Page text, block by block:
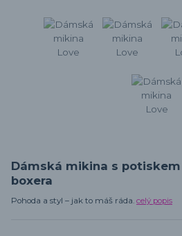
Dámská mikina s
boxera
Pohoda a styl – jak to máš ráda. celý popis